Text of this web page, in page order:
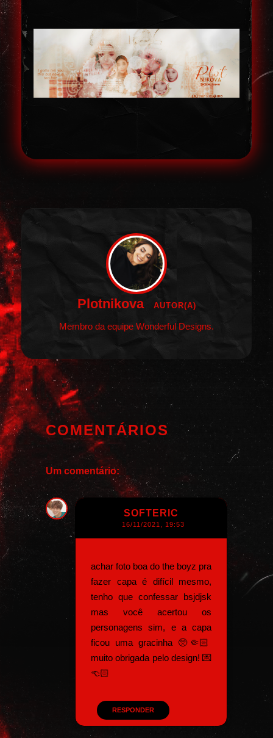
Plotnikova AUTOR(A)
Membro da equipe Wonderful Designs.
COMENTÁRIOS
Um comentário:
SOFTERIC
16/11/2021, 19:53
achar foto boa do the boyz pra
fazer capa é difícil mesmo,
tenho que confessar bsjdjsk
mas você acertou os
personagens sim, e a capa
ficou uma gracinha 🥺🤏🏻
muito obrigada pelo design! 💌
👈🏻
RESPONDER